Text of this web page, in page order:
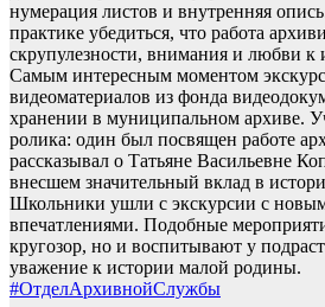
нумерация листов и внутренняя
практике убедиться, что работа
скрупулезности, внимания и любви к
Самым интересным моментом
видеоматериалов из фонда
хранении в муниципальном архиве.
ролика: один был посвящен работе
рассказывал о Татьяне Васильевне
внесшем значительный вклад в
Школьники ушли с экскурсии с
впечатлениями. Подобные
кругозор, но и воспитывают у
уважение к истории малой родины.
#ОтделАрхивнойСлужбы